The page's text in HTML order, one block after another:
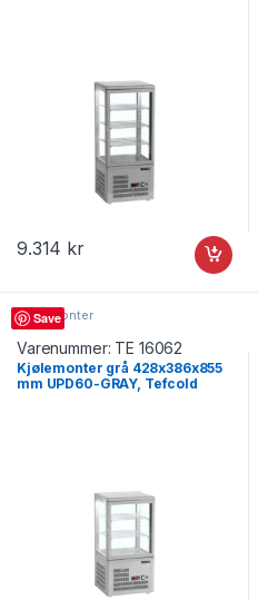
9.314 kr
Save
Kjølemonter
Varenummer: TE 16062
Kjølemonter grå 428x386x855
mm UPD60-GRAY, Tefcold